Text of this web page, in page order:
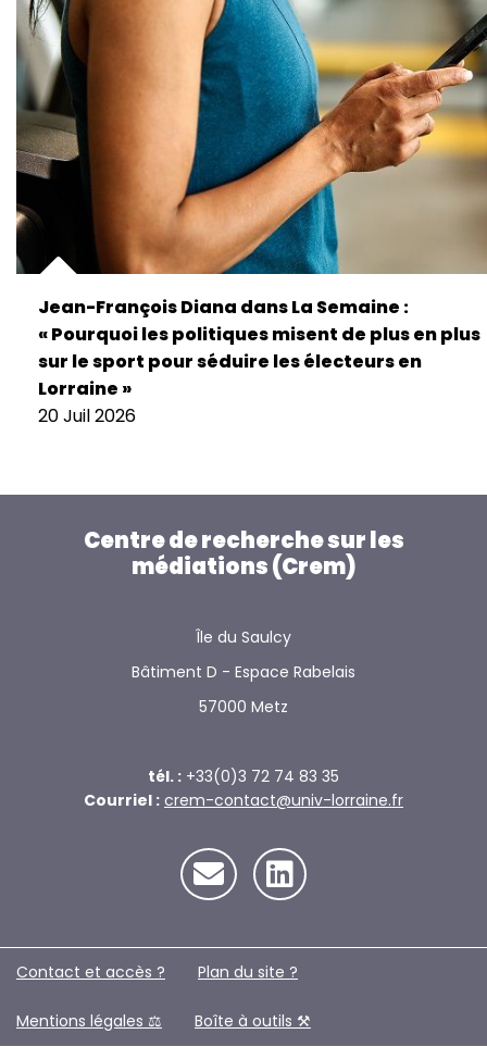
Jean-François Diana dans La Semaine :
« Pourquoi les politiques misent de plus en plus
sur le sport pour séduire les électeurs en
Lorraine »
20 Juil 2026
Centre de recherche sur les
médiations (Crem)
Île du Saulcy
Bâtiment D - Espace Rabelais
57000 Metz
tél. : +33(0)3 72 74 83 35
Courriel : crem-contact@univ-lorraine.fr
Contact et accès ? Plan du site ?️
Mentions légales ⚖️ Boîte à outils ⚒️